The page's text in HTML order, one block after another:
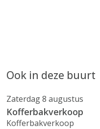
Ook in deze buurt
Zaterdag 8 augustus
Kofferbakverkoop
Kofferbakverkoop